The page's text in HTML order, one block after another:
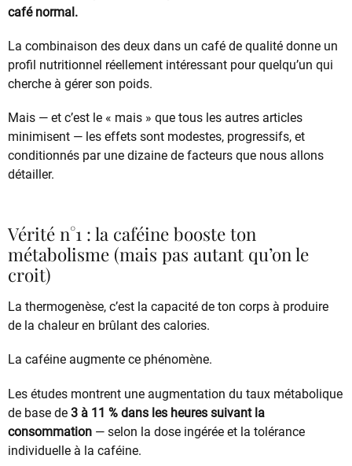
café normal.
La combinaison des deux dans un café de qualité donne un
profil nutritionnel réellement intéressant pour quelqu’un qui
cherche à gérer son poids.
Mais — et c’est le « mais » que tous les autres articles
minimisent — les effets sont modestes, progressifs, et
conditionnés par une dizaine de facteurs que nous allons
détailler.
Vérité n°1 : la caféine booste ton
métabolisme (mais pas autant qu’on le
croit)
La thermogenèse, c’est la capacité de ton corps à produire
de la chaleur en brûlant des calories.
La caféine augmente ce phénomène.
Les études montrent une augmentation du taux métabolique
de base de 3 à 11 % dans les heures suivant la
consommation — selon la dose ingérée et la tolérance
individuelle à la caféine.